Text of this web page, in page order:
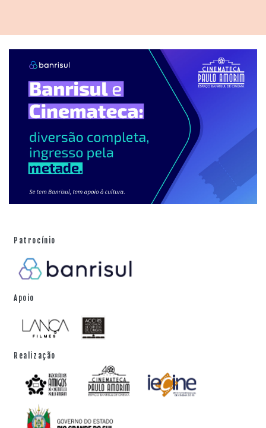
Patrocínio
Apoio
Realização